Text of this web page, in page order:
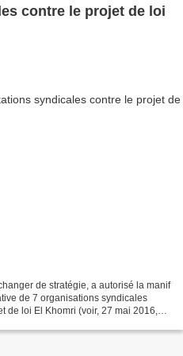
contre le projet de loi
de stratégie, a autorisé la manif
de 7 organisations syndicales
de loi El Khomri (voir, 27 mai 2016,